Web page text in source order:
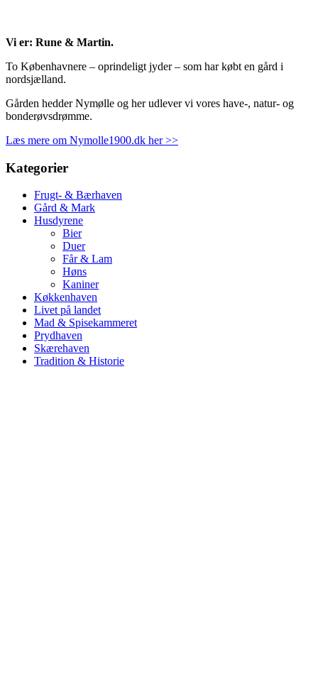
Vi er: Rune & Martin.
To Københavnere – oprindeligt jyder – som har købt en gård i
nordsjælland.
Gården hedder Nymølle og her udlever vi vores have-, natur- og
bonderøvsdrømme.
Læs mere om Nymolle1900.dk her >>
Kategorier
Frugt- & Bærhaven
Gård & Mark
Husdyrene
Bier
Duer
Får & Lam
Høns
Kaniner
Køkkenhaven
Livet på landet
Mad & Spisekammeret
Prydhaven
Skærehaven
Tradition & Historie